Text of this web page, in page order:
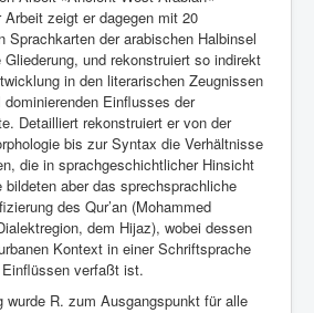
Arbeit zeigt er dagegen mit 20
Sprachkarten der arabischen Halbinsel
und rekonstruiert so indirekt
in den literarischen Zeugnissen
Einflusses der
Detailliert rekonstruiert er von der
bis zur Syntax die Verhältnisse
die in sprachgeschichtlicher Hinsicht
aber das sprechsprachliche
des Qur’an (Mohammed
dem Hijaz), wobei dessen
Kontext in einer Schriftsprache
verfaßt ist.
wurde R. zum Ausgangspunkt für alle